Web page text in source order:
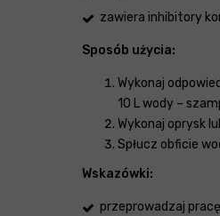
zawiera inhibitory
Sposób użycia:
Wykonaj
10 L wody –
Wykonaj oprysk
Spłucz obficie
Wskazówki:
przeprowadzaj